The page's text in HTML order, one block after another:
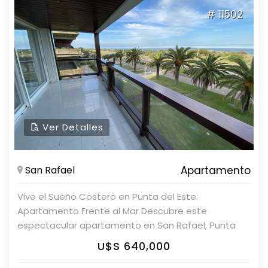
Características: - 3 dormitorios, 1 en suite. - 2
baños. - Cocina totalmente equipada con cocina a
gas, microondas, lavarropas, y heladera con freezer.
- Servicio de mucama y servicio de playa. - Piscina
exterior, sauna, gimnasio. - Gastos comunes: USD
900. Consulte con nuestros asesores, Parolin &
Asociados Propiedades.
# 11502
Ver Detalles
San Rafael Apartamento
Vive el Sueño Costero en Punta del Este:
Apartamento Frente al Mar Descubre este
espectacular apartamento en San Rafael, Punta
del Este. Con una ubicación privilegiada frente al
mar, esta unidad de 3 dormitorios y 3 baños, todos
U$S 640,000